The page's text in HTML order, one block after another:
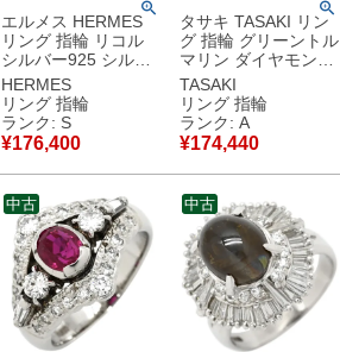
エルメス HERMES
リング 指輪 リコル
シルバー925 シルバ
ー #47(JP7) LICOL
SV925 AG925 7号
H114600B 【ケー
ス】 【中古】未使用
保管品
HERMES
リング 指輪
ランク: S
¥176,400
タサキ TASAKI リン
グ 指輪 グリーントル
マリン ダイヤモンド
グリーン×プラチナシ
ルバー TASAKI プラ
チナ 緑 スクエア バ
ケットカット 14.5号
【中古】中古美品
TASAKI
リング 指輪
ランク: A
¥174,440
中古 中古